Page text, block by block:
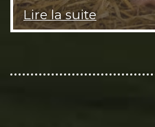
Lire la suite